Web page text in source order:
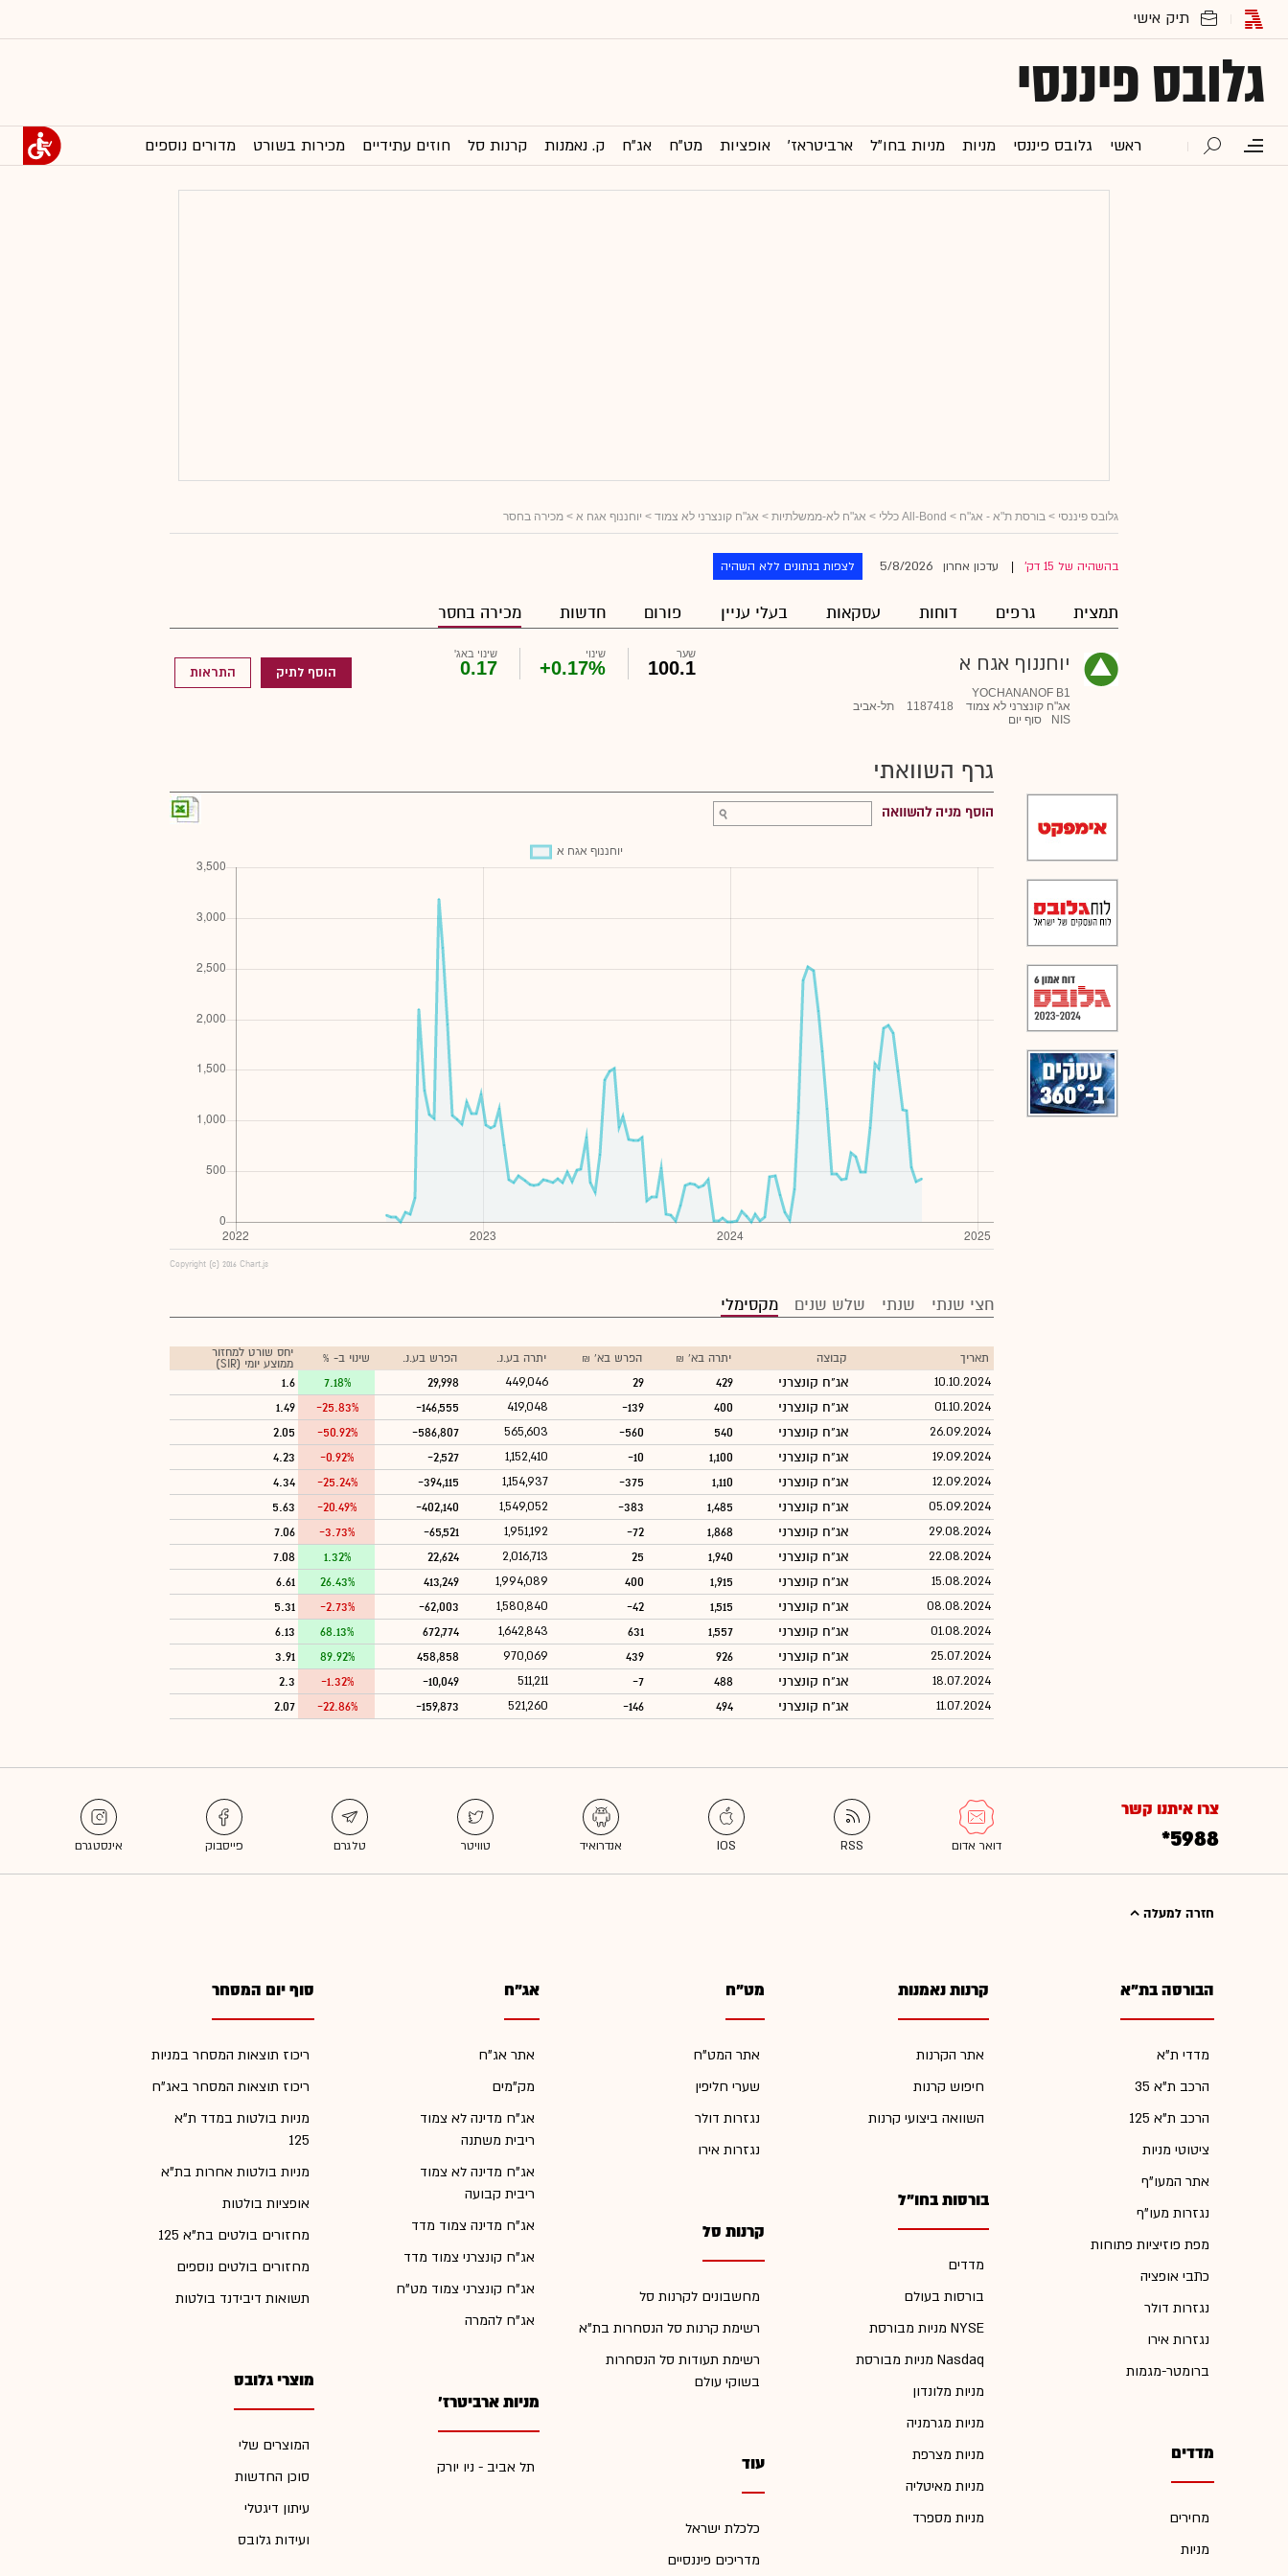
גלובס פיננסי
ראשי גלובס פיננסי מניות מניות בחו"ל ארביטראז' אופציות מט"ח אג"ח ק. נאמנות קרנות סל חוזים עתידיים מכירות בשורט מדורים נוספים
גלובס פיננסי > בורסת ת"א - אג"ח > All-Bond כללי > אג"ח לא-ממשלתיות > אג"ח קונצרני לא צמוד > יוחננוף אגח א > מכירה בחסר
בהשהיה של 15 דק' עדכון אחרון 5/8/2026 לצפות בנתונים ללא השהיה
תמצית גרפים דוחות עסקאות בעלי עניין פורום חדשות מכירה בחסר
יוחננוף אגח א
YOCHANANOF B1
אג"ח קונצרני לא צמוד
1187418
תל-אביב
NIS
סוף יום
שער
100.1
שינוי
+0.17%
שינוי באג'
0.17 הוסף לתיק התראות
גרף השוואתי
הוסף מניה להשוואה
Copyright (c) 2016 Chart.js
חצי שנתי שנתי שלש שנים מקסימלי
תאריך קבוצה יתרה בא' ₪ הפרש בא' ₪ יתרה בע.נ. הפרש בע.נ. שינוי ב- %
יחס שורט למחזור
ממוצע יומי (SIR)
10.10.2024 אג"ח קונצרני 429
29
449,046
29,998
7.18%
1.6
01.10.2024 אג"ח קונצרני 400
-139
419,048
-146,555
-25.83%
1.49
26.09.2024 אג"ח קונצרני 540
-560
565,603
-586,807
-50.92%
2.05
19.09.2024 אג"ח קונצרני 1,100
-10
1,152,410
-2,527
-0.92%
4.23
12.09.2024 אג"ח קונצרני 1,110
-375
1,154,937
-394,115
-25.24%
4.34
05.09.2024 אג"ח קונצרני 1,485
-383
1,549,052
-402,140
-20.49%
5.63
29.08.2024 אג"ח קונצרני 1,868
-72
1,951,192
-65,521
-3.73%
7.06
22.08.2024 אג"ח קונצרני 1,940
25
2,016,713
22,624
1.32%
7.08
15.08.2024 אג"ח קונצרני 1,915
400
1,994,089
413,249
26.43%
6.61
08.08.2024 אג"ח קונצרני 1,515
-42
1,580,840
-62,003
-2.73%
5.31
01.08.2024 אג"ח קונצרני 1,557
631
1,642,843
672,774
68.13%
6.13
25.07.2024 אג"ח קונצרני 926
439
970,069
458,858
89.92%
3.91
18.07.2024 אג"ח קונצרני 488
-7
511,211
-10,049
-1.32%
2.3
11.07.2024 אג"ח קונצרני 494
-146
521,260
-159,873
-22.86%
2.07
צרו איתנו קשר
*5988
חזרה למעלה
הבורסה בת"א
מדדי ת"א
הרכב ת"א 35
הרכב ת"א 125
ציטוטי מניות
אתר המעו"ף
נגזרות מעו"ף
מפת פוזיציות פתוחות
כתבי אופציה
נגזרות דולר
נגזרות אירו
ברומטר-מגמות
מדדים
מחירים
מניות
קרנות נאמנות
אתר הקרנות
חיפוש קרנות
השוואה ביצועי קרנות
בורסות בחו"ל
מדדים
בורסות בעולם
מניות מבורסת NYSE
מניות מבורסת Nasdaq
מניות מלונדון
מניות מגרמניה
מניות מצרפת
מניות מאיטליה
מניות מספרד
מט"ח
אתר המט"ח
שערי חליפין
נגזרות דולר
נגזרות אירו
קרנות סל
מחשבונים לקרנות סל
רשימת קרנות סל הנסחרות בת"א
רשימת תעודות סל הנסחרות
בשוקי עולם
עוד
כלכלת ישראל
מדריכים פיננסיים
אג"ח
אתר אג"ח
מק"מים
אג"ח מדינה לא צמוד
ריבית משתנה
אג"ח מדינה לא צמוד
ריבית קבועה
אג"ח מדינה צמוד מדד
אג"ח קונצרני צמוד מדד
אג"ח קונצרני צמוד מט"ח
אג"ח להמרה
מניות ארביטרז'
תל אביב - ניו יורק
סוף יום המסחר
ריכוז תוצאות המסחר במניות
ריכוז תוצאות המסחר באג"ח
מניות בולטות במדד ת"א
125
מניות בולטות אחרות בת"א
אופציות בולטות
מחזורים בולטים בת"א 125
מחזורים בולטים נוספים
תשואות דיבידנד בולטות
מוצרי גלובס
המוצרים שלי
סוכן החדשות
עיתון דיגטלי
ועידות גלובס